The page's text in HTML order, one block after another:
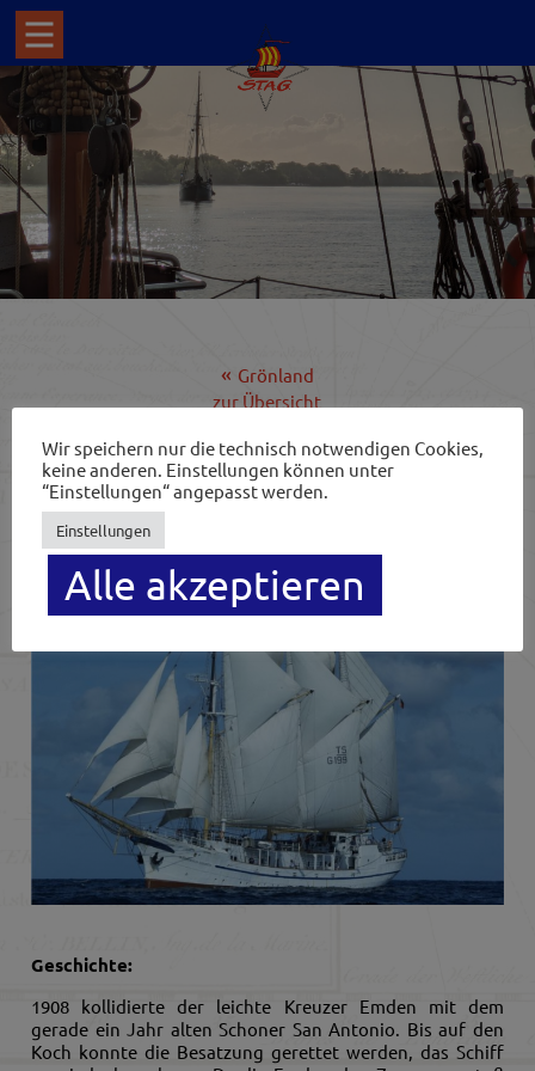
Grönland
zur Übersicht
GROSSHERZOGIN ELISABETH
Geschichte:
1908 kollidierte der leichte Kreuzer Emden mit dem
gerade ein Jahr alten Schoner San Antonio. Bis auf den
Koch konnte die Besatzung gerettet werden, das Schiff
Wir speichern nur die technisch notwendigen Cookies,
keine anderen. Einstellungen können unter
“Einstellungen“ angepasst werden.
Einstellungen
Alle akzeptieren